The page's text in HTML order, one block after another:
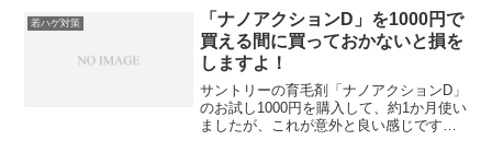
若ハゲ対策
「ナノアクションD」を1000円で
買える間に買っておかないと損を
しますよ！
サントリーの育毛剤「ナノアクションD」
のお試し1000円を購入して、約1か月使い
ましたが、これが意外と良い感じです。